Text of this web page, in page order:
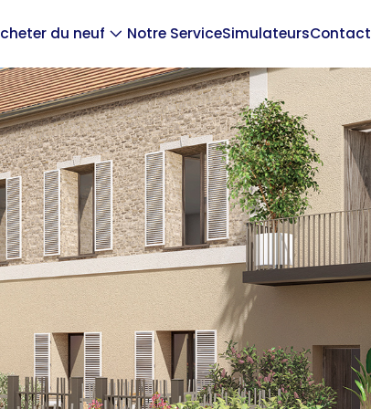
du neuf Notre ServiceSimulateursContact